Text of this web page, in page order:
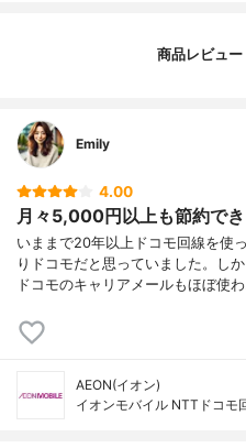
商品レビュ
Emily
4.00
月々5,000円以上も節約でき
いままで20年以上ドコモ回線を使
りドコモだと思っていました。し
ドコモのキャリアメールもほぼ使
AEON(イオン)
イオンモバイル NTTドコモ